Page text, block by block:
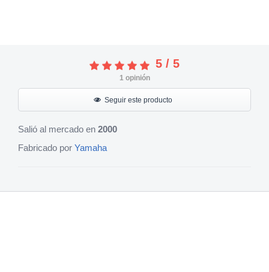
5 / 5
1opinión
Seguir este producto
Salió al mercado en 2000
Fabricado por Yamaha